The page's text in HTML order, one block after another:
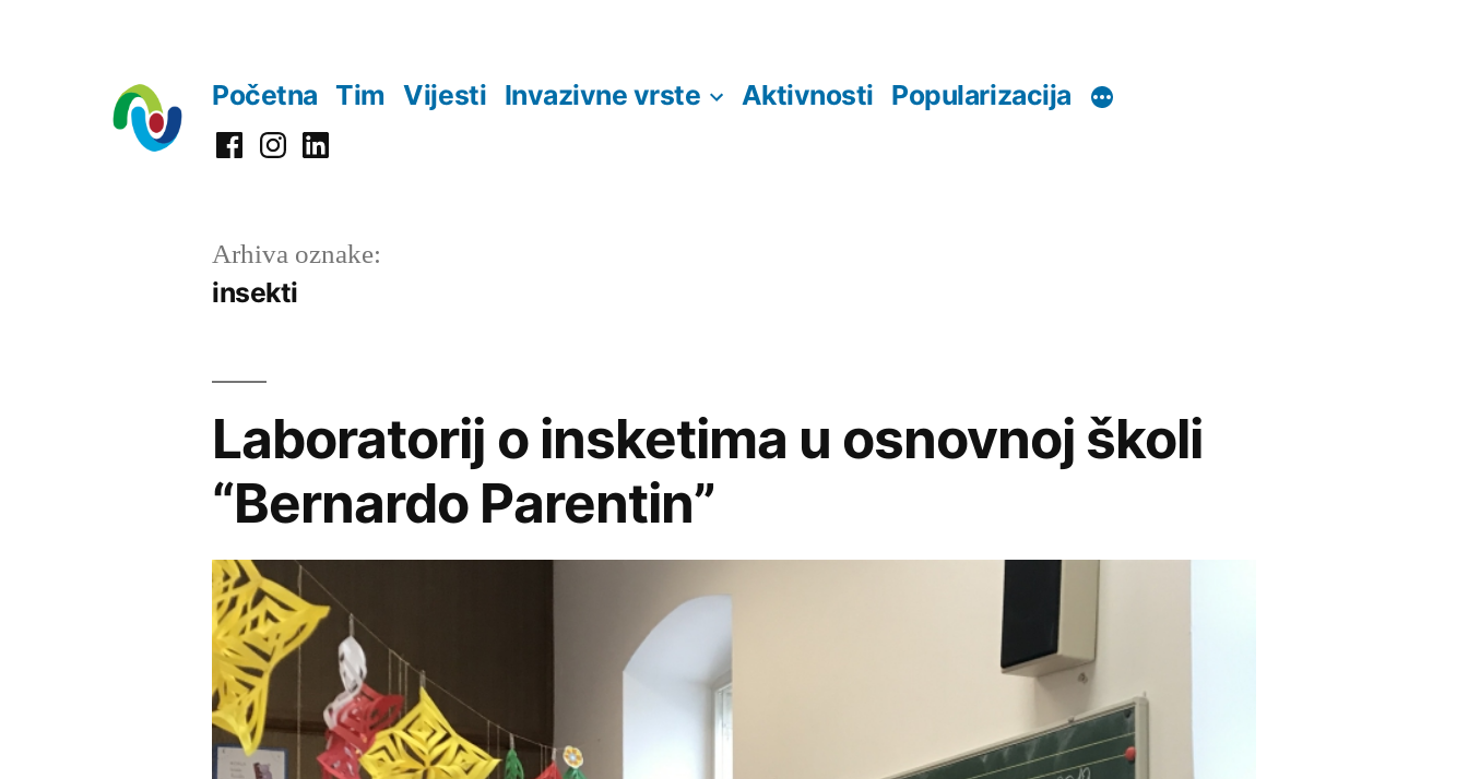
Početna Tim Vijesti Invazivne vrste Aktivnosti Popularizacija
FacebookInstagramLinkedIn
Arhiva oznake:
insekti
Laboratorij o insketima u osnovnoj školi
“Bernardo Parentin”